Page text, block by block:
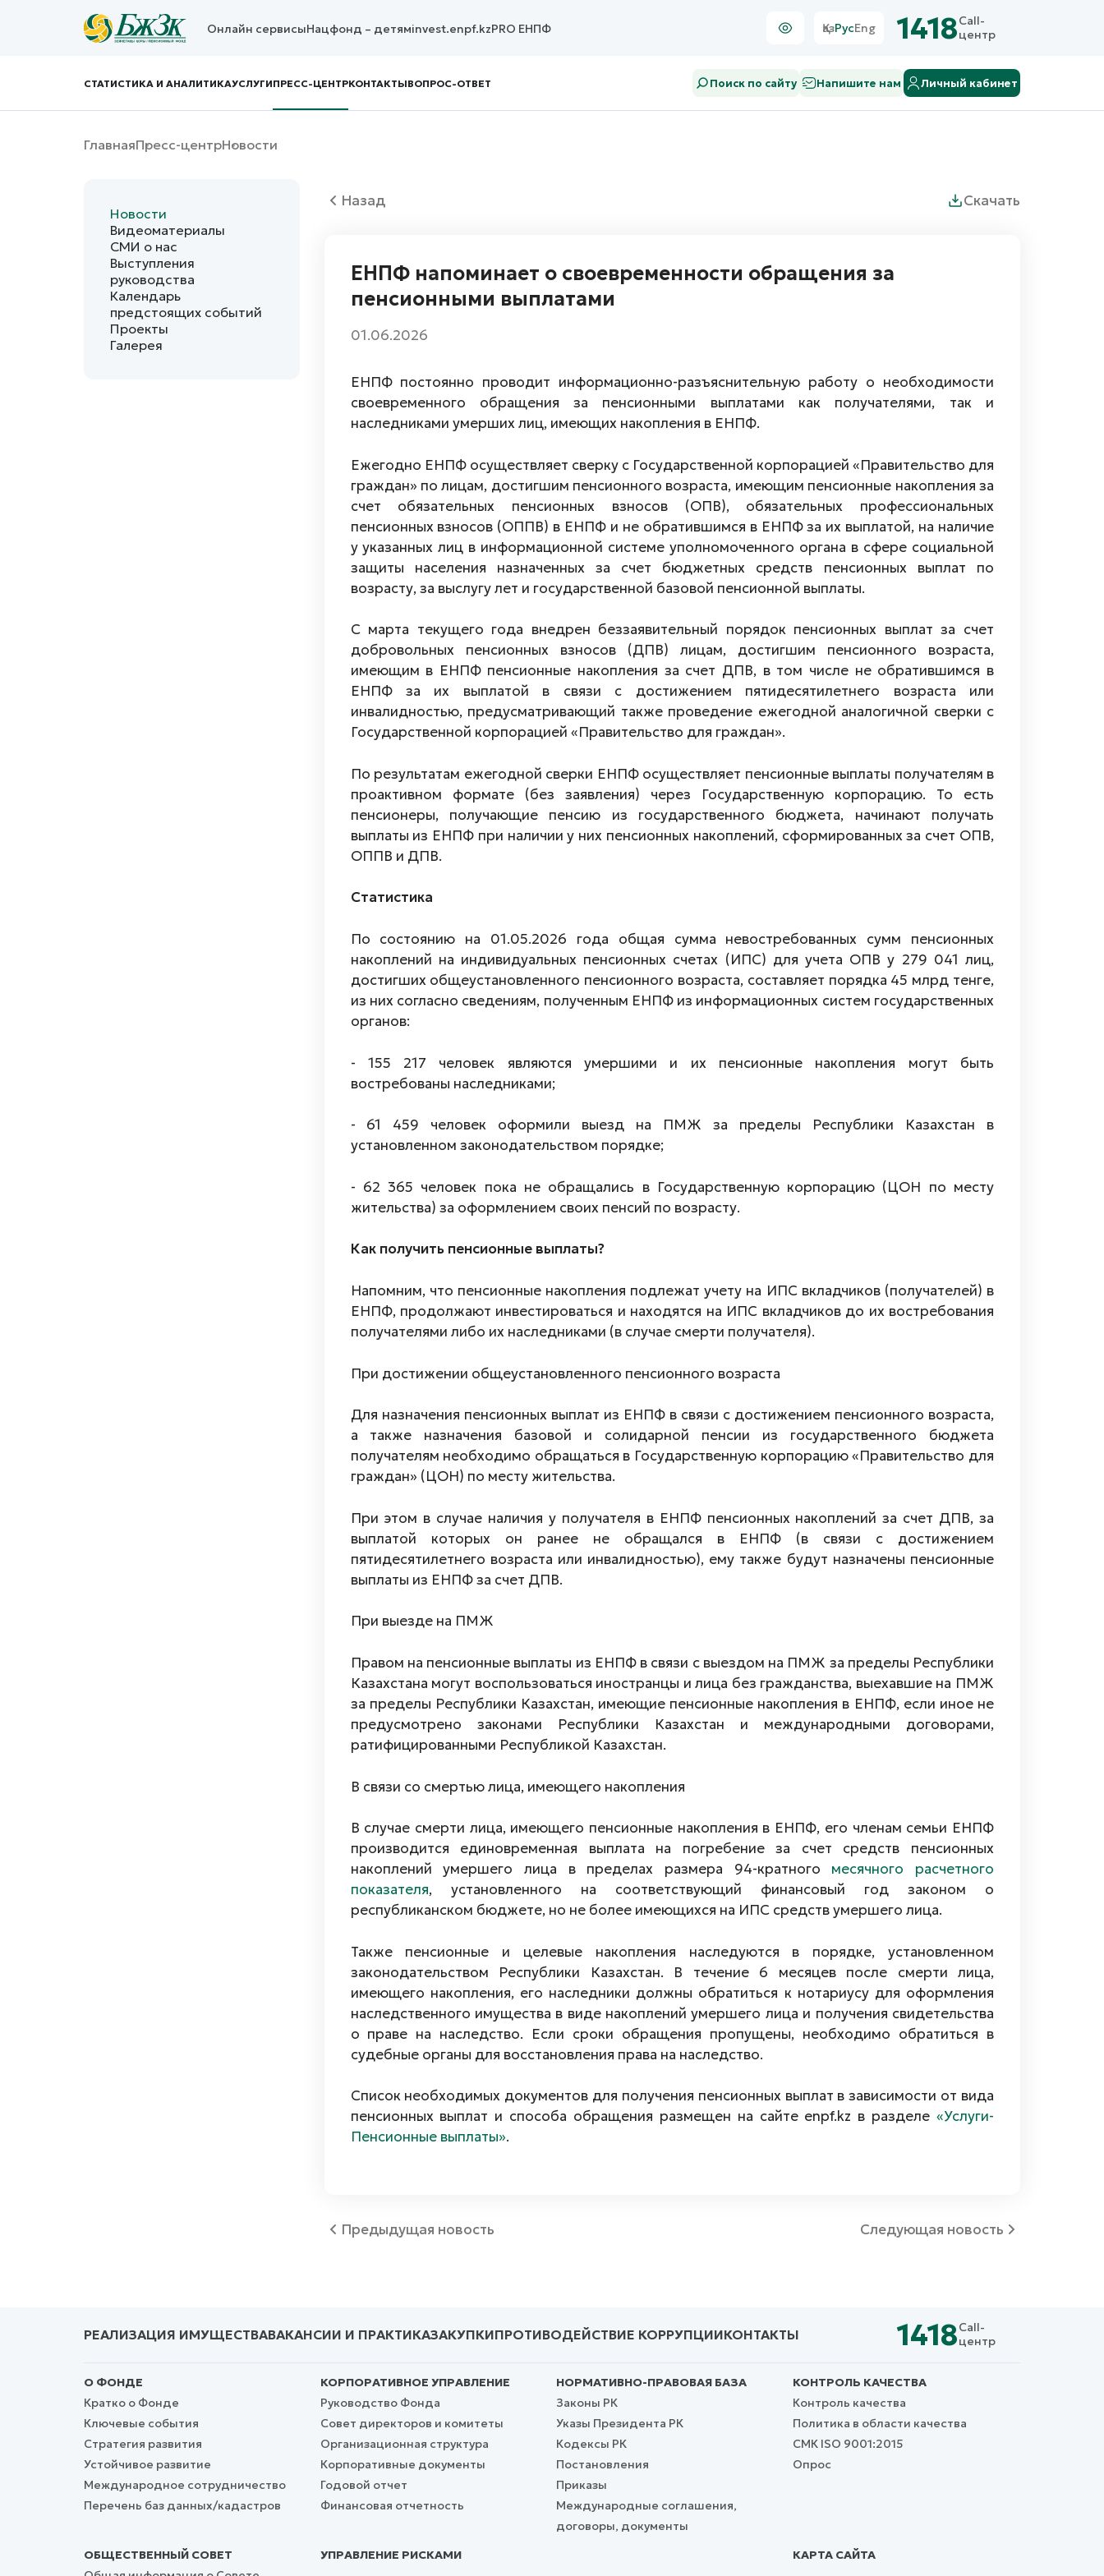
Онлайн сервисыНацфонд – детямinvest.enpf.kzPRO ЕНПФ ҚазРусEng 1418Call-
центр
СТАТИСТИКА И АНАЛИТИКАУСЛУГИПРЕСС-ЦЕНТРКОНТАКТЫВОПРОС-ОТВЕТ Поиск по сайту Напишите нам Личный кабинет
ГлавнаяПресс-центрНовости
Новости
Видеоматериалы
СМИ о нас
Выступления
руководства
Календарь
предстоящих событий
Проекты
Галерея
Назад Скачать
ЕНПФ напоминает о своевременности обращения за
пенсионными выплатами
01.06.2026
ЕНПФ постоянно проводит информационно-разъяснительную работу о необходимости
своевременного обращения за пенсионными выплатами как получателями, так и
наследниками умерших лиц, имеющих накопления в ЕНПФ.
Ежегодно ЕНПФ осуществляет сверку с Государственной корпорацией «Правительство для
граждан» по лицам, достигшим пенсионного возраста, имеющим пенсионные накопления за
счет обязательных пенсионных взносов (ОПВ), обязательных профессиональных
пенсионных взносов (ОППВ) в ЕНПФ и не обратившимся в ЕНПФ за их выплатой, на наличие
у указанных лиц в информационной системе уполномоченного органа в сфере социальной
защиты населения назначенных за счет бюджетных средств пенсионных выплат по
возрасту, за выслугу лет и государственной базовой пенсионной выплаты.
С марта текущего года внедрен беззаявительный порядок пенсионных выплат за счет
добровольных пенсионных взносов (ДПВ) лицам, достигшим пенсионного возраста,
имеющим в ЕНПФ пенсионные накопления за счет ДПВ, в том числе не обратившимся в
ЕНПФ за их выплатой в связи с достижением пятидесятилетнего возраста или
инвалидностью, предусматривающий также проведение ежегодной аналогичной сверки с
Государственной корпорацией «Правительство для граждан».
По результатам ежегодной сверки ЕНПФ осуществляет пенсионные выплаты получателям в
проактивном формате (без заявления) через Государственную корпорацию. То есть
пенсионеры, получающие пенсию из государственного бюджета, начинают получать
выплаты из ЕНПФ при наличии у них пенсионных накоплений, сформированных за счет ОПВ,
ОППВ и ДПВ.
Статистика
По состоянию на 01.05.2026 года общая сумма невостребованных сумм пенсионных
накоплений на индивидуальных пенсионных счетах (ИПС) для учета ОПВ у 279 041 лиц,
достигших общеустановленного пенсионного возраста, составляет порядка 45 млрд тенге,
из них согласно сведениям, полученным ЕНПФ из информационных систем государственных
органов:
- 155 217 человек являются умершими и их пенсионные накопления могут быть
востребованы наследниками;
- 61 459 человек оформили выезд на ПМЖ за пределы Республики Казахстан в
установленном законодательством порядке;
- 62 365 человек пока не обращались в Государственную корпорацию (ЦОН по месту
жительства) за оформлением своих пенсий по возрасту.
Как получить пенсионные выплаты?
Напомним, что пенсионные накопления подлежат учету на ИПС вкладчиков (получателей) в
ЕНПФ, продолжают инвестироваться и находятся на ИПС вкладчиков до их востребования
получателями либо их наследниками (в случае смерти получателя).
При достижении общеустановленного пенсионного возраста
Для назначения пенсионных выплат из ЕНПФ в связи с достижением пенсионного возраста,
а также назначения базовой и солидарной пенсии из государственного бюджета
получателям необходимо обращаться в Государственную корпорацию «Правительство для
граждан» (ЦОН) по месту жительства.
При этом в случае наличия у получателя в ЕНПФ пенсионных накоплений за счет ДПВ, за
выплатой которых он ранее не обращался в ЕНПФ (в связи с достижением
пятидесятилетнего возраста или инвалидностью), ему также будут назначены пенсионные
выплаты из ЕНПФ за счет ДПВ.
При выезде на ПМЖ
Правом на пенсионные выплаты из ЕНПФ в связи с выездом на ПМЖ за пределы Республики
Казахстана могут воспользоваться иностранцы и лица без гражданства, выехавшие на ПМЖ
за пределы Республики Казахстан, имеющие пенсионные накопления в ЕНПФ, если иное не
предусмотрено законами Республики Казахстан и международными договорами,
ратифицированными Республикой Казахстан.
В связи со смертью лица, имеющего накопления
В случае смерти лица, имеющего пенсионные накопления в ЕНПФ, его членам семьи ЕНПФ
производится единовременная выплата на погребение за счет средств пенсионных
накоплений умершего лица в пределах размера 94-кратного месячного расчетного
показателя, установленного на соответствующий финансовый год законом о
республиканском бюджете, но не более имеющихся на ИПС средств умершего лица.
Также пенсионные и целевые накопления наследуются в порядке, установленном
законодательством Республики Казахстан. В течение 6 месяцев после смерти лица,
имеющего накопления, его наследники должны обратиться к нотариусу для оформления
наследственного имущества в виде накоплений умершего лица и получения свидетельства
о праве на наследство. Если сроки обращения пропущены, необходимо обратиться в
судебные органы для восстановления права на наследство.
Список необходимых документов для получения пенсионных выплат в зависимости от вида
пенсионных выплат и способа обращения размещен на сайте enpf.kz в разделе «Услуги-
Пенсионные выплаты».
Предыдущая новость Следующая новость
РЕАЛИЗАЦИЯ ИМУЩЕСТВАВАКАНСИИ И ПРАКТИКАЗАКУПКИПРОТИВОДЕЙСТВИЕ КОРРУПЦИИКОНТАКТЫ 1418Call-
центр
О ФОНДЕ
Кратко о Фонде
Ключевые события
Стратегия развития
Устойчивое развитие
Международное сотрудничество
Перечень баз данных/кадастров
КОРПОРАТИВНОЕ УПРАВЛЕНИЕ
Руководство Фонда
Совет директоров и комитеты
Организационная структура
Корпоративные документы
Годовой отчет
Финансовая отчетность
НОРМАТИВНО-ПРАВОВАЯ БАЗА
Законы РК
Указы Президента РК
Кодексы РК
Постановления
Приказы
Международные соглашения,
договоры, документы
КОНТРОЛЬ КАЧЕСТВА
Контроль качества
Политика в области качества
СМК ISO 9001:2015
Опрос
ОБЩЕСТВЕННЫЙ СОВЕТ
УПРАВЛЕНИЕ РИСКАМИ КАРТА САЙТА